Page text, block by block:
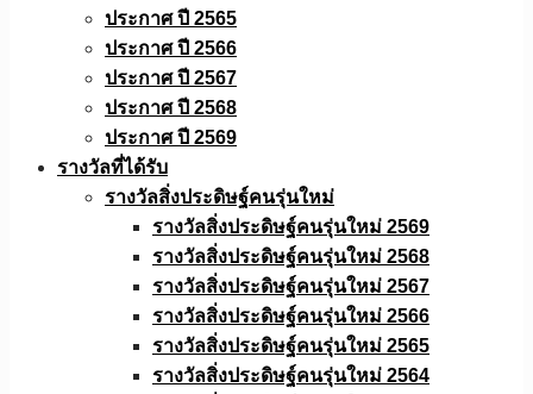
ประกาศ ปี 2565
ประกาศ ปี 2566
ประกาศ ปี 2567
ประกาศ ปี 2568
ประกาศ ปี 2569
รางวัลที่ได้รับ
รางวัลสิ่งประดิษฐ์คนรุ่นใหม่
รางวัลสิ่งประดิษฐ์คนรุ่นใหม่ 2569
รางวัลสิ่งประดิษฐ์คนรุ่นใหม่ 2568
รางวัลสิ่งประดิษฐ์คนรุ่นใหม่ 2567
รางวัลสิ่งประดิษฐ์คนรุ่นใหม่ 2566
รางวัลสิ่งประดิษฐ์คนรุ่นใหม่ 2565
รางวัลสิ่งประดิษฐ์คนรุ่นใหม่ 2564